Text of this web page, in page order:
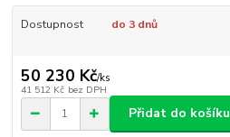
Dostupnost do 3 dnů
50 230 Kč/ks
41 512 Kč bez DPH
Přidat do košíku